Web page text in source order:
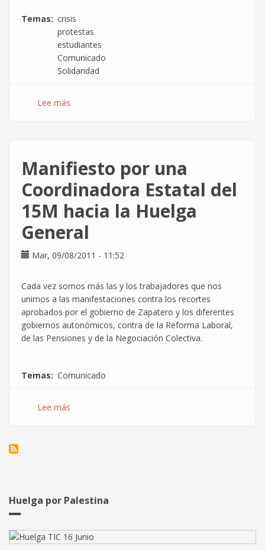
Temas
crisis
protestas
estudiantes
Comunicado
Solidaridad
Lee más
los
estudiantes
valencianos
Manifiesto por una
Coordinadora Estatal del
15M hacia la Huelga
General
Mar, 09/08/2011 - 11:52
Cada vez somos más las y los trabajadores que nos
unimos a las manifestaciones contra los recortes
aprobados por el gobierno de Zapatero y los diferentes
gobiernos autonómicos, contra de la Reforma Laboral,
de las Pensiones y de la Negociación Colectiva.
Temas Comunicado
Lee más
15M
Huelga
Huelga por Palestina